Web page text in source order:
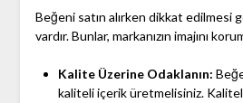
Beğeni satın alırken dikkat edilmesi
vardır. Bunlar, markanızın imajını
Kalite Üzerine Odaklanın:
kaliteli içerik üretmelisiniz.